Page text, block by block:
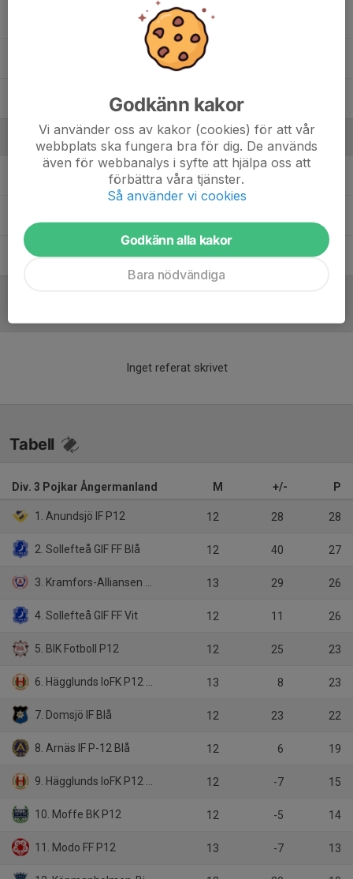
Viktor Genberg
Ledare
Anders NilssonTränare
Mats NorbergTränare
Inget referat skrivet
Tabell
Div. 3 Pojkar Ångermanland M +/- P
1. Anundsjö IF P12 12 28 28
2. Sollefteå GIF FF Blå 12 40 27
3. Kramfors-Alliansen P12 13 29 26
4. Sollefteå GIF FF Vit 12 11 26
5. BIK Fotboll P12 12 25 23
6. Hägglunds IoFK P12 Röd 13 8 23
7. Domsjö IF Blå 12 23 22
8. Arnäs IF P-12 Blå 12 6 19
9. Hägglunds IoFK P12 Vit 12 -7 15
10. Moffe BK P12 12 -5 14
11. Modo FF P12 13 -7 13
Godkänn kakor
Vi använder oss av kakor (cookies) för att vår
webbplats ska fungera bra för dig. De används
även för webbanalys i syfte att hjälpa oss att
förbättra våra tjänster.
Så använder vi cookies
Godkänn alla kakor
Bara nödvändiga